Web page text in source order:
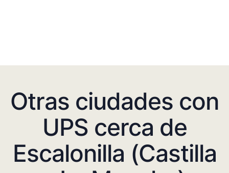
Otras ciudades con
UPS cerca de
Escalonilla (Castilla